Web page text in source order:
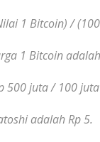
1 Bitcoin) /
1 Bitcoin
500 juta / 100
adalah Rp 5.